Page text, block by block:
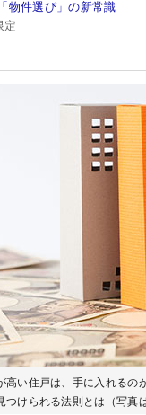
物件選び」の新常識
定
高い住戸は、手に入れる
つけられる法則とは（写